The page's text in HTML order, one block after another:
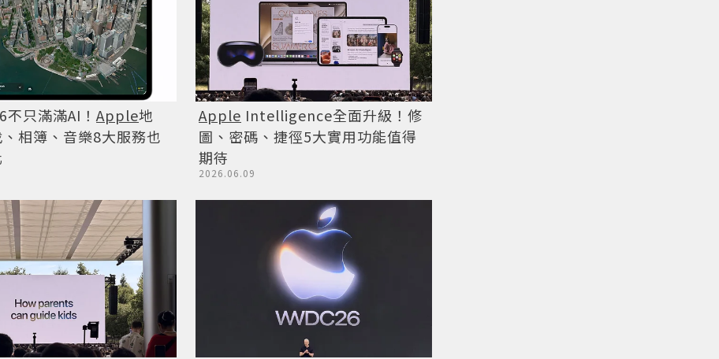
不只滿滿AI！ Apple地
相簿、音樂8大服務也
Apple Intelligence全面升級！修
圖、密碼、捷徑5大實用功能值得
期待
2026.06.09